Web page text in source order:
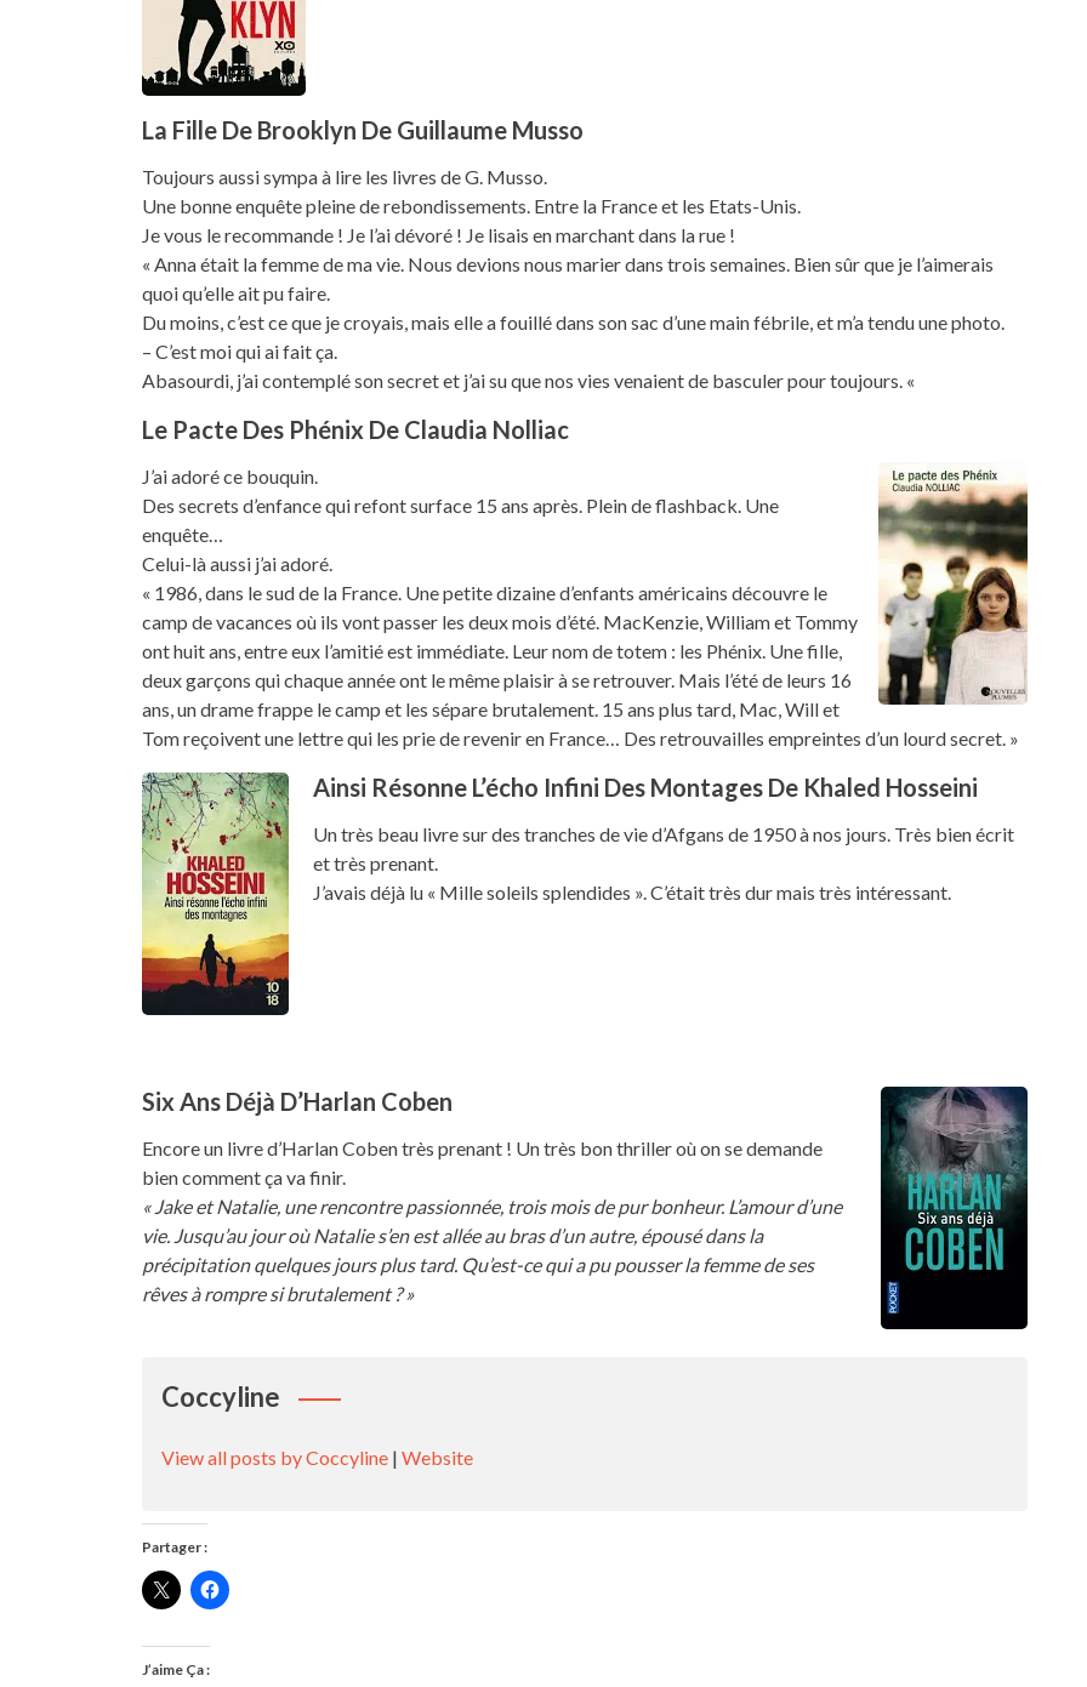
La Fille De Brooklyn De Guillaume Musso
Toujours aussi sympa à lire les livres de G. Musso.
Une bonne enquête pleine de rebondissements. Entre la France et les Etats-Unis.
Je vous le recommande ! Je l’ai dévoré ! Je lisais en marchant dans la rue !
« Anna était la femme de ma vie. Nous devions nous marier dans trois semaines. Bien sûr que je l’aimerais
quoi qu’elle ait pu faire.
Du moins, c’est ce que je croyais, mais elle a fouillé dans son sac d’une main fébrile, et m’a tendu une photo.
– C’est moi qui ai fait ça.
Abasourdi, j’ai contemplé son secret et j’ai su que nos vies venaient de basculer pour toujours. «
Le Pacte Des Phénix De Claudia Nolliac
J’ai adoré ce bouquin.
Des secrets d’enfance qui refont surface 15 ans après. Plein de flashback. Une
enquête…
Celui-là aussi j’ai adoré.
« 1986, dans le sud de la France. Une petite dizaine d’enfants américains découvre le
camp de vacances où ils vont passer les deux mois d’été. MacKenzie, William et Tommy
ont huit ans, entre eux l’amitié est immédiate. Leur nom de totem : les Phénix. Une fille,
deux garçons qui chaque année ont le même plaisir à se retrouver. Mais l’été de leurs 16
ans, un drame frappe le camp et les sépare brutalement. 15 ans plus tard, Mac, Will et
Tom reçoivent une lettre qui les prie de revenir en France… Des retrouvailles empreintes d’un lourd secret. »
Ainsi Résonne L’écho Infini Des Montages De Khaled Hosseini
Un très beau livre sur des tranches de vie d’Afgans de 1950 à nos jours. Très bien écrit
et très prenant.
J’avais déjà lu « Mille soleils splendides ». C’était très dur mais très intéressant.
Six Ans Déjà D’Harlan Coben
Encore un livre d’Harlan Coben très prenant ! Un très bon thriller où on se demande
bien comment ça va finir.
« Jake et Natalie, une rencontre passionnée, trois mois de pur bonheur. L’amour d’une
vie. Jusqu’au jour où Natalie s’en est allée au bras d’un autre, épousé dans la
précipitation quelques jours plus tard. Qu’est-ce qui a pu pousser la femme de ses
rêves à rompre si brutalement ? »
Coccyline
View all posts by Coccyline | Website
Partager :
J’aime Ça :